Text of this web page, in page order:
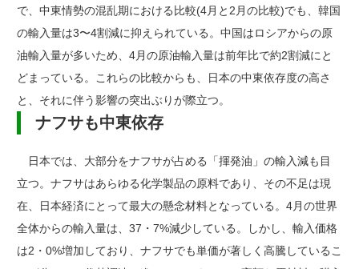
で、中東情勢の混乱期における比較(4月と2月の比較)でも、韓国
の輸入量は3〜4割減に抑えられている。中国はロシアからの原
油輸入量が多いため、4月の原油輸入量は前年比で約2割減にと
どまっている。これらの比較からも、日本の中東依存度の高さ
と、それに伴う影響の突出ぶりが際立つ。
ナフサも中東依存
日本では、大部分をナフサが占める「揮発油」の輸入減も目
立つ。ナフサはあらゆる化学製品の原料であり、その不足は現
在、日本経済にとって最大の懸念材料となっている。4月の世界
全体からの輸入量は、37・7%減少している。しかし、輸入価格
は2・0%増加しており、ナフサでも単価が著しく高騰しているこ